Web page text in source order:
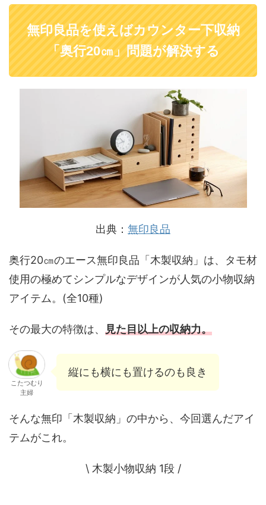
無印良品を使えばカウンター下収納
「奥行20㎝」問題が解決する
出典： 無印良品
奥行20㎝のエース無印良品「木製収納」は、タモ材
使用の極めてシンプルなデザインが人気の小物収納
アイテム。(全10種)
その最大の特徴は、 見た目以上の収納力。
こたつむり
主婦
縦にも横にも置けるのも良き
そんな無印「木製収納」の中から、今回選んだアイ
テムがこれ。
\ 木製小物収納 1段 /